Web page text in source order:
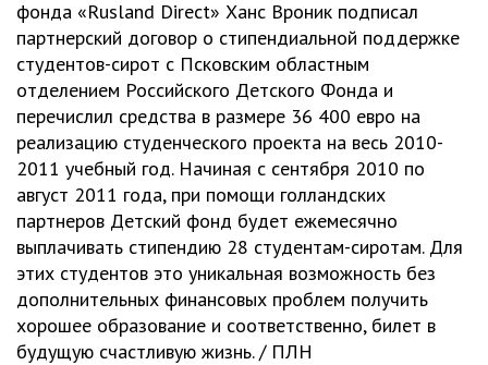
фонда «Rusland Direct» Ханс Вроник подписал
партнерский договор о стипендиальной поддержке
студентов-сирот с Псковским областным
отделением Российского Детского Фонда и
перечислил средства в размере 36 400 евро на
реализацию студенческого проекта на весь 2010-
2011 учебный год. Начиная с сентября 2010 по
август 2011 года, при помощи голландских
партнеров Детский фонд будет ежемесячно
выплачивать стипендию 28 студентам-сиротам. Для
этих студентов это уникальная возможность без
дополнительных финансовых проблем получить
хорошее образование и соответственно, билет в
будущую счастливую жизнь. / ПЛН